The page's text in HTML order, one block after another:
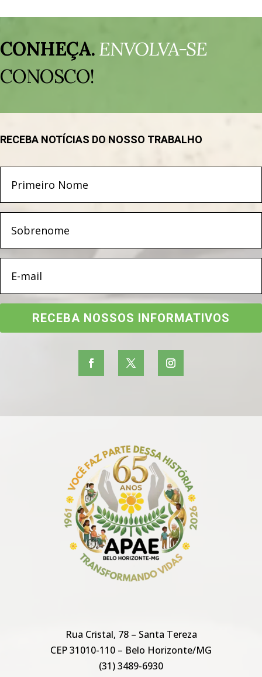
de
vídeo
CONHEÇA.ENVOLVA-SE
CONOSCO!
RECEBA NOTÍCIAS DO NOSSO TRABALHO
RECEBA NOSSOS INFORMATIVOS
Rua Cristal, 78 – Santa Tereza
CEP 31010-110 – Belo Horizonte/MG
(31) 3489-6930